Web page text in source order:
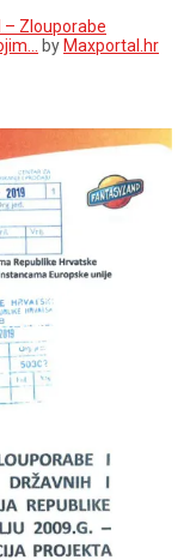
– Zlouporabe
by Maxportal.hr